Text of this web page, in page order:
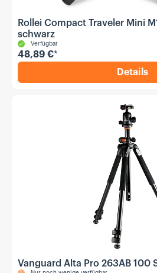
Rollei Compact Traveler Mini
schwarz
Verfügbar
48,89 €*
Details
,
Vanguard Alta Pro 263AB 100